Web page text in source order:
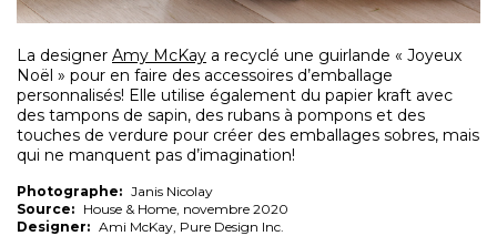
La designer Amy McKay a recyclé une guirlande « Joyeux
Noël » pour en faire des accessoires d’emballage
personnalisés! Elle utilise également du papier kraft avec
des tampons de sapin, des rubans à pompons et des
touches de verdure pour créer des emballages sobres, mais
qui ne manquent pas d’imagination!
Photographe: Janis Nicolay
Source: House & Home, novembre 2020
Designer: Ami McKay, Pure Design Inc.